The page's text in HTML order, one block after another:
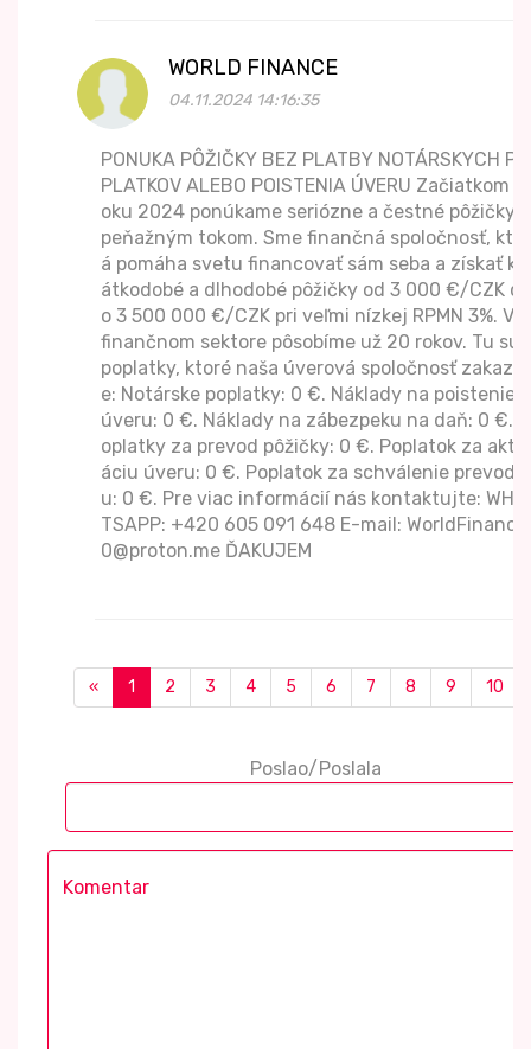
WORLD FINANCE
04.11.2024 14:16:35
PONUKA PÔŽIČKY BEZ PLATBY NOTÁRSKYCH PO
PLATKOV ALEBO POISTENIA ÚVERU Začiatkom r
oku 2024 ponúkame seriózne a čestné pôžičky s
peňažným tokom. Sme finančná spoločnosť, ktor
á pomáha svetu financovať sám seba a získať kr
átkodobé a dlhodobé pôžičky od 3 000 €/CZK d
o 3 500 000 €/CZK pri veľmi nízkej RPMN 3%. Vo
finančnom sektore pôsobíme už 20 rokov. Tu sú
poplatky, ktoré naša úverová spoločnosť zakazuj
e: Notárske poplatky: 0 €. Náklady na poistenie
úveru: 0 €. Náklady na zábezpeku na daň: 0 €. P
oplatky za prevod pôžičky: 0 €. Poplatok za aktiv
áciu úveru: 0 €. Poplatok za schválenie prevod
u: 0 €. Pre viac informácií nás kontaktujte: WHA
TSAPP: +420 605 091 648 E-mail: WorldFinance
0@proton.me ĎAKUJEM
« 1 2 3 4 5 6 7 8 9 10
Poslao/Poslala